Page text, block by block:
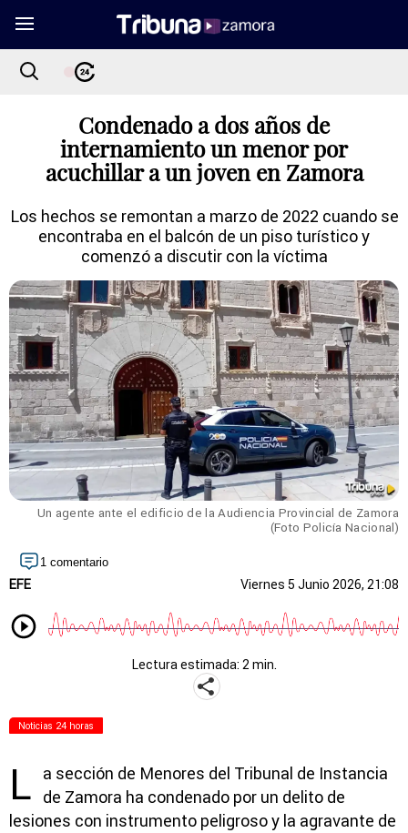
Condenado a dos años de
internamiento un menor por
acuchillar a un joven en Zamora
Los hechos se remontan a marzo de 2022 cuando se
encontraba en el balcón de un piso turístico y
comenzó a discutir con la víctima
Un agente ante el edificio de la Audiencia Provincial de Zamora
(Foto Policía Nacional)
1 comentario
EFE Viernes 5 Junio 2026, 21:08
Lectura estimada: 2 min.
Noticias 24 horas
L
a sección de Menores del Tribunal de Instancia
de Zamora ha condenado por un delito de
lesiones con instrumento peligroso y la agravante de